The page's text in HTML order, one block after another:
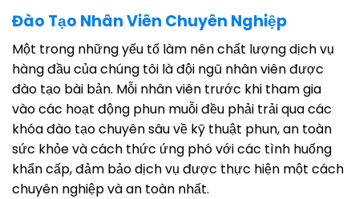
Đào Tạo Nhân Viên Chuyên Nghiệp
Một trong những yếu tố làm nên chất lượng dịch vụ
hàng đầu của chúng tôi là đội ngũ nhân viên được
đào tạo bài bản. Mỗi nhân viên trước khi tham gia
vào các hoạt động phun muỗi đều phải trải qua các
khóa đào tạo chuyên sâu về kỹ thuật phun, an toàn
sức khỏe và cách thức ứng phó với các tình huống
khẩn cấp, đảm bảo dịch vụ được thực hiện một cách
chuyên nghiệp và an toàn nhất.